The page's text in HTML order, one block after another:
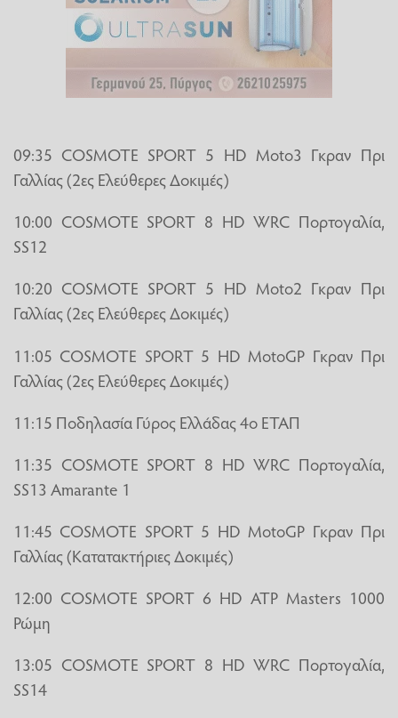
09:35 COSMOTE SPORT 5 HD Moto3 Γκραν Πρι
Γαλλίας (2ες Ελεύθερες Δοκιμές)
10:00 COSMOTE SPORT 8 HD WRC Πορτογαλία,
SS12
10:20 COSMOTE SPORT 5 HD Moto2 Γκραν Πρι
Γαλλίας (2ες Ελεύθερες Δοκιμές)
11:05 COSMOTE SPORT 5 HD MotoGP Γκραν Πρι
Γαλλίας (2ες Ελεύθερες Δοκιμές)
11:15 Ποδηλασία Γύρος Ελλάδας 4ο ΕΤΑΠ
11:35 COSMOTE SPORT 8 HD WRC Πορτογαλία,
SS13 Amarante 1
11:45 COSMOTE SPORT 5 HD MotoGP Γκραν Πρι
Γαλλίας (Κατατακτήριες Δοκιμές)
12:00 COSMOTE SPORT 6 HD ATP Masters 1000
Ρώμη
13:05 COSMOTE SPORT 8 HD WRC Πορτογαλία,
SS14